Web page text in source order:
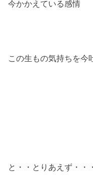
今かかえている感情
この生もの気持ちを今
と・・とりあえず・・・